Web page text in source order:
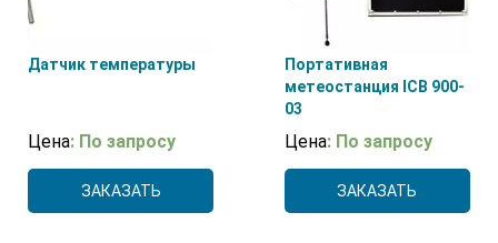
Датчик температуры
Цена: По запросу
ЗАКАЗАТЬ
Портативная
метеостанция ICB 900-
03
Цена: По запросу
ЗАКАЗАТЬ